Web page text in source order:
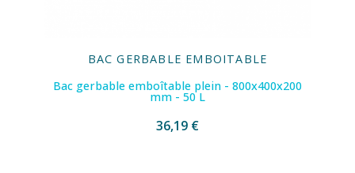
BAC GERBABLE EMBOITABLE
Bac gerbable emboîtable plein - 800x400x200
mm - 50 L
36,19 €